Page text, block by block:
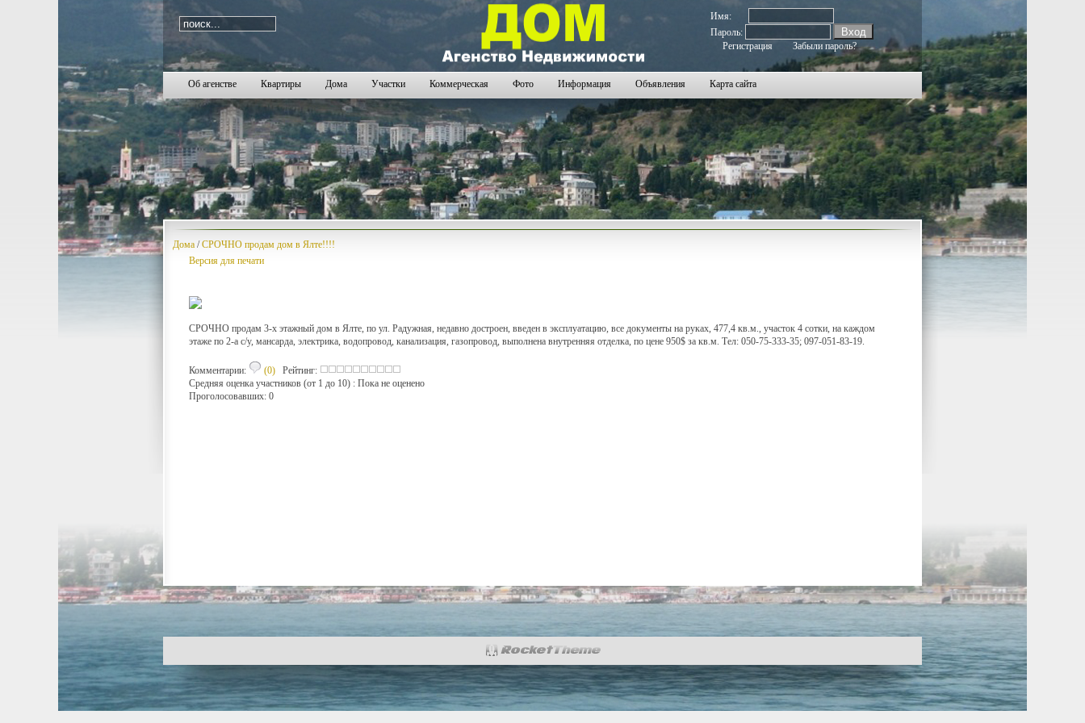
Имя:
Пароль:
Регистрация
Забыли пароль?
Об агенстве Квартиры Дома Участки Коммерческая Фото Информация Объявления Карта сайта
Дома /СРОЧНО продам дом в Ялте!!!!
Версия для печати
СРОЧНО продам 3-х этажный дом в Ялте, по ул. Радужная, недавно достроен, введен в эксплуатацию, все документы на руках, 477,4 кв.м., участок 4 сотки, на каждом
этаже по 2-а с/у, мансарда, электрика, водопровод, канализация, газопровод, выполнена внутренняя отделка, по цене 950$ за кв.м. Тел: 050-75-333-35; 097-051-83-19.
Комментарии: (0) Рейтинг:
Средняя оценка участников (от 1 до 10) : Пока не оценено
Проголосовавших: 0